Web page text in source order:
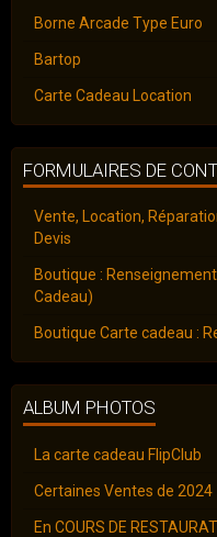
Borne Arcade Type Euro
Bartop
Carte Cadeau Location
FORMULAIRES DE
Vente, Location,
Devis
Boutique :
Cadeau)
Boutique Carte cadeau :
ALBUM PHOTOS
La carte cadeau FlipClub
Certaines Ventes de 2024
En COURS DE